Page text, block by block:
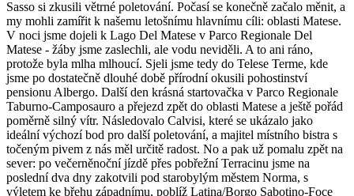
Sasso si zkusili větrné poletování. Počasí se konečně začalo měnit, a
my mohli zamířit k našemu letošnímu hlavnímu cíli: oblasti Matese.
V noci jsme dojeli k Lago Del Matese v Parco Regionale Del
Matese - žáby jsme zaslechli, ale vodu neviděli. A to ani ráno,
protože byla mlha mlhoucí. Sjeli jsme tedy do Telese Terme, kde
jsme po dostatečně dlouhé době přírodní okusili pohostinství
pensionu Albergo. Další den krásná startovačka v Parco Regionale
Taburno-Camposauro a přejezd zpět do oblasti Matese a ještě pořád
poměrně silný vítr. Následovalo Calvisi, které se ukázalo jako
ideální výchozí bod pro další poletování, a majitel místního bistra s
točeným pivem z nás měl určitě radost. No a pak už pomalu zpět na
sever: po večerněnoční jízdě přes pobřežní Terracinu jsme na
poslední dva dny zakotvili pod starobylým městem Norma, s
výletem ke břehu západnímu, poblíž Latina/Borgo Sabotino-Foce